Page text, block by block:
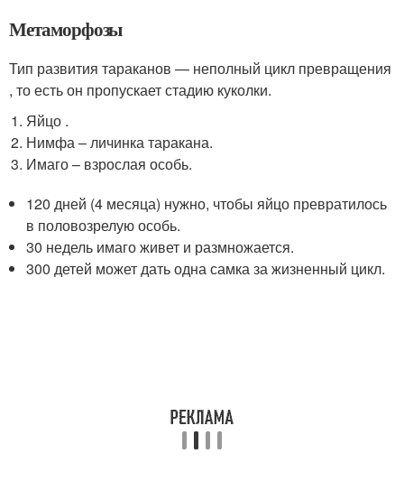
Метаморфозы
Тип развития тараканов — неполный цикл превращения
, то есть он пропускает стадию куколки.
Яйцо .
Нимфа – личинка таракана.
Имаго – взрослая особь.
120 дней (4 месяца) нужно, чтобы яйцо превратилось
в половозрелую особь.
30 недель имаго живет и размножается.
300 детей может дать одна самка за жизненный цикл.